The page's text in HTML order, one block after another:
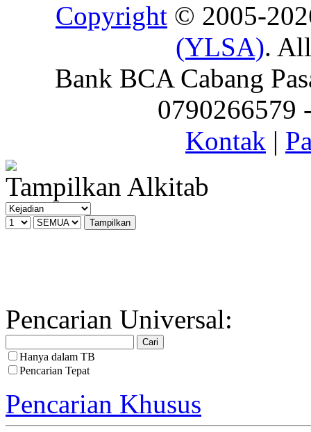
Copyright © 2005-
(YLSA).
Bank BCA Cabang
0790266579
Kontak |
Tampilkan Alkitab
Pencarian Universal:
Hanya dalam TB
Pencarian Tepat
Pencarian Khusus